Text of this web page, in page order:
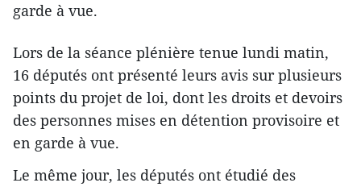
garde à vue.
Lors de la séance plénière tenue lundi matin,
16 députés ont présenté leurs avis sur plusieurs
points du projet de loi, dont les droits et devoirs
des personnes mises en détention provisoire et
en garde à vue.
Le même jour, les députés ont étudié des